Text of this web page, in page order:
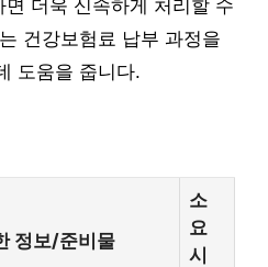
더욱 신속하게 처리할 수
건강보험료 납부 과정을
도움을 줍니다.
정보/준비물
소
요
시